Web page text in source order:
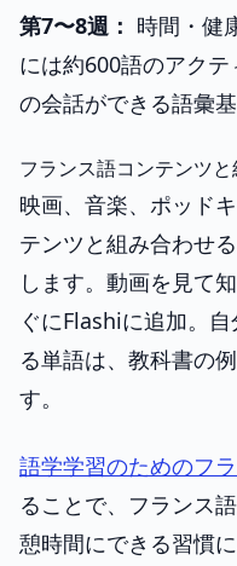
第7〜8週： 時間・健
には約600語のアク
の会話ができる語彙基
フランス語コンテンツ
映画、音楽、ポッド
テンツと組み合わせ
します。動画を見て
ぐにFlashiに追加。
る単語は、教科書の
す。
語学学習のためのフ
ることで、フランス
憩時間にできる習慣